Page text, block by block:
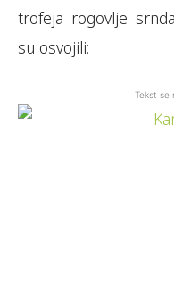
trofeja rogovlje
su osvojili:
Tekst se